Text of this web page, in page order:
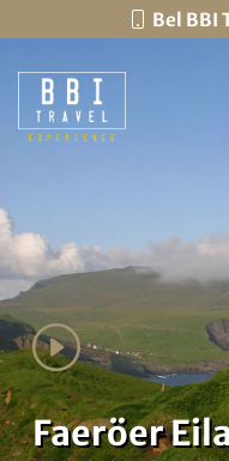
Bel BBI
Faeröer